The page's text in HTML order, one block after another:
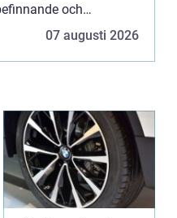
och
för tak är
07 augusti 2026